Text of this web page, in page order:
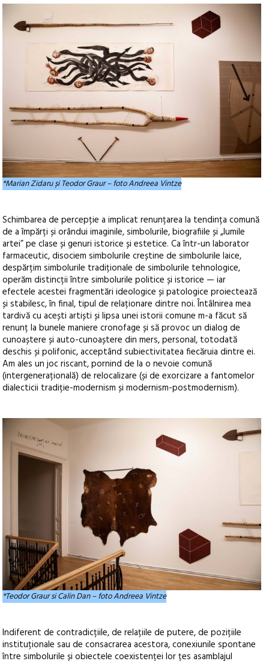
*Marian Zidaru și Teodor Graur – foto Andreea Vintze
Schimbarea de percepție a implicat renunțarea la tendința comună
de a împărți și orândui imaginile, simbolurile, biografiile și „lumile
artei” pe clase și genuri istorice și estetice. Ca într-un laborator
farmaceutic, disociem simbolurile creștine de simbolurile laice,
despărțim simbolurile tradiționale de simbolurile tehnologice,
operăm distincții între simbolurile politice și istorice — iar
efectele acestei fragmentări ideologice și patologice proiectează
și stabilesc, în final, tipul de relaționare dintre noi. Întâlnirea mea
tardivă cu acești artiști și lipsa unei istorii comune m-a făcut să
renunț la bunele maniere cronofage și să provoc un dialog de
cunoaștere și auto-cunoaștere din mers, personal, totodată
deschis și polifonic, acceptând subiectivitatea fiecăruia dintre ei.
Am ales un joc riscant, pornind de la o nevoie comună
(intergenerațională) de relocalizare (și de exorcizare a fantomelor
dialecticii tradiție-modernism și modernism-postmodernism).
*Teodor Graur si Calin Dan – foto Andreea Vintze
Indiferent de contradicțiile, de relațiile de putere, de pozițiile
instituționale sau de consacrarea acestora, conexiunile spontane
între simbolurile și obiectele coexistenței lor țes asamblajul